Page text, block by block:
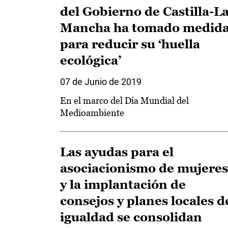
del Gobierno de Castilla-
Mancha ha tomado
para reducir su ‘huella
ecológica’
07 de Junio de 2019
En el marco del Día Mundial del
Medioambiente
Las ayudas para el
asociacionismo de mujeres
y la implantación de
consejos y planes locales
igualdad se consolidan